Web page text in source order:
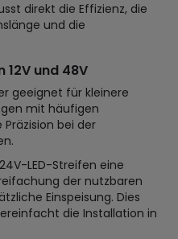
direkt die Effizienz, die
und die
12V und 48V
geeignet für kleinere
mit häufigen
bei der
LED-Streifen eine
der nutzbaren
Einspeisung. Dies
die Installation in